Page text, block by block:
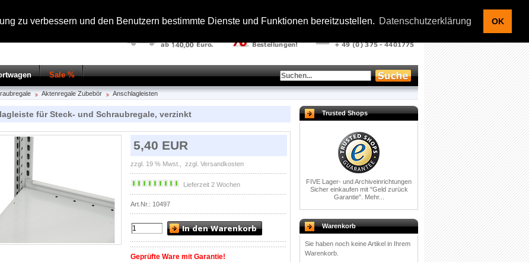
zu verbessern und den Benutzern bestimmte Dienste und Funktionen bereitzustellen. Datenschutzerklärung OK
Sale %
Aktenregale Zubebör Anschlagleisten
für Steck- und Schraubregale, verzinkt
5,40 EUR
zzgl. 19 % Mwst., zzgl. Versandkosten
Lieferzeit 2 Wochen
Art.Nr.: 10497
Geprüfte Ware mit Garantie!
Trusted Shops
FIVE Lager- und Archiveinrichtungen
Sicher einkaufen mit "Geld zurück
Garantie". Mehr...
Warenkorb
Sie haben noch keine Artikel in Ihrem
Warenkorb.